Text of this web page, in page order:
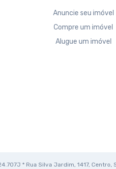
Anuncie seu imóvel
Compre um imóvel
Alugue um imóvel
* Rua Silva Jardim, 1417, Centro,